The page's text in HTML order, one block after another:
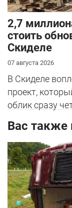
2,7
стоить
Скиделе
07 августа 2026
В Скиделе
проект,
облик сразу
Вас также